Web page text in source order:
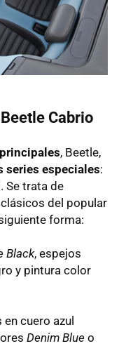
Cabrio
, Beetle,
series especiales:
. Se trata de
del popular
forma:
Black, espejos
y pintura color
cuero azul
Denim Blue o